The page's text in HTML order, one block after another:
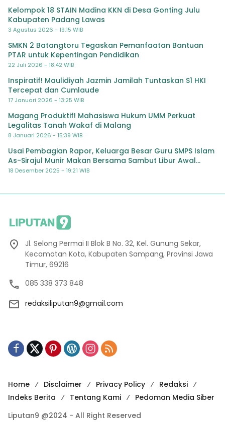
Kelompok 18 STAIN Madina KKN di Desa Gonting Julu
Kabupaten Padang Lawas
3 Agustus 2026 - 19:15 WIB
SMKN 2 Batangtoru Tegaskan Pemanfaatan Bantuan
PTAR untuk Kepentingan Pendidikan
22 Juli 2026 - 18:42 WIB
Inspiratif! Maulidiyah Jazmin Jamilah Tuntaskan S1 HKI
Tercepat dan Cumlaude
17 Januari 2026 - 13:25 WIB
Magang Produktif! Mahasiswa Hukum UMM Perkuat
Legalitas Tanah Wakaf di Malang
8 Januari 2026 - 15:39 WIB
Usai Pembagian Rapor, Keluarga Besar Guru SMPS Islam
As-Sirajul Munir Makan Bersama Sambut Libur Awal
Semester
18 Desember 2025 - 19:21 WIB
Jl. Selong Permai II Blok B No. 32, Kel. Gunung Sekar,
Kecamatan Kota, Kabupaten Sampang, Provinsi Jawa
Timur, 69216
085 338 373 848
redaksiliputan9@gmail.com
Home Disclaimer Privacy Policy
Redaksi
Indeks Berita
Tentang Kami
Pedoman Media Siber
Liputan9 @2024 - All Right Reserved